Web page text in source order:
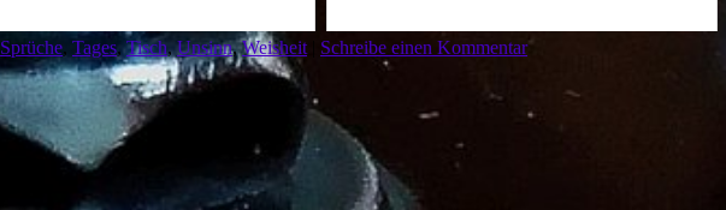
Sprüche, Tages,Tisch,Unsinn,Weisheit Schreibe einen Kommentar